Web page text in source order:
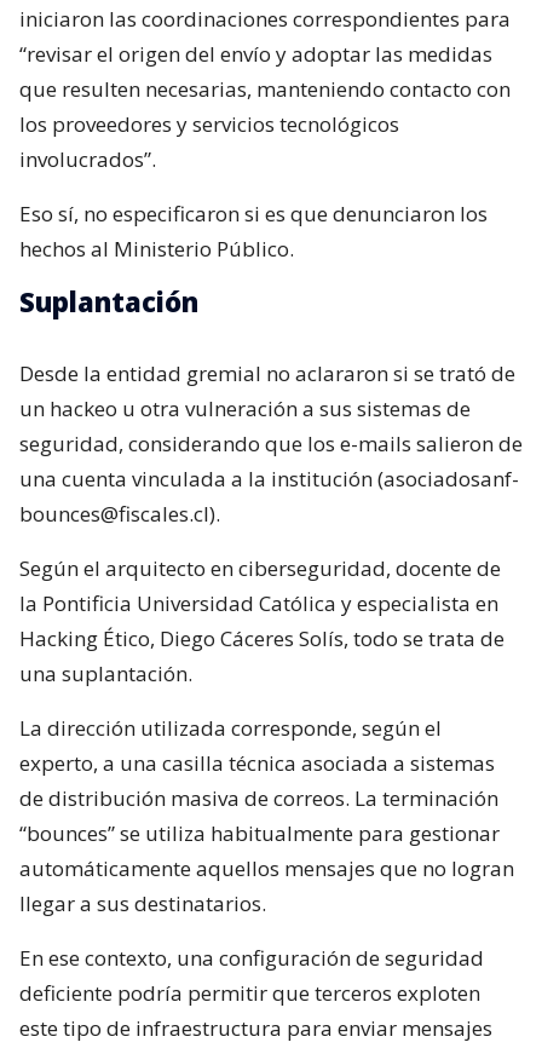
iniciaron las coordinaciones correspondientes para
“revisar el origen del envío y adoptar las medidas
que resulten necesarias, manteniendo contacto con
los proveedores y servicios tecnológicos
involucrados”.
Eso sí, no especificaron si es que denunciaron los
hechos al Ministerio Público.
Suplantación
Desde la entidad gremial no aclararon si se trató de
un hackeo u otra vulneración a sus sistemas de
seguridad, considerando que los e-mails salieron de
una cuenta vinculada a la institución (asociadosanf-
bounces@fiscales.cl).
Según el arquitecto en ciberseguridad, docente de
la Pontificia Universidad Católica y especialista en
Hacking Ético, Diego Cáceres Solís, todo se trata de
una suplantación.
La dirección utilizada corresponde, según el
experto, a una casilla técnica asociada a sistemas
de distribución masiva de correos. La terminación
“bounces” se utiliza habitualmente para gestionar
automáticamente aquellos mensajes que no logran
llegar a sus destinatarios.
En ese contexto, una configuración de seguridad
deficiente podría permitir que terceros exploten
este tipo de infraestructura para enviar mensajes